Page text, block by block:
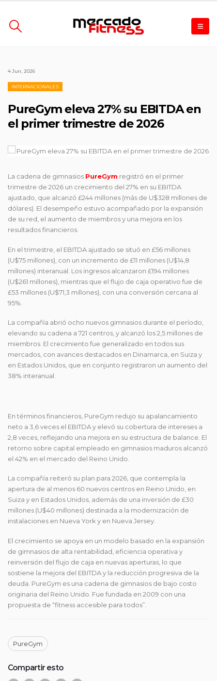
4 Jun, 2026
INTERNACIONALES
PureGym eleva 27% su EBITDA en
el primer trimestre de 2026
La cadena de gimnasios PureGym registró en el primer
trimestre de 2026 un crecimiento del 27% en su EBITDA
ajustado, que alcanzó £244 millones (más de U$328 millones de
dólares). El desempeño estuvo acompañado por la expansión
de su red, el aumento de miembros y una mejora en los
resultados financieros.
En el trimestre, el EBITDA ajustado se situó en £56 millones
(U$75 millones), con un incremento de £11 millones (U$14,8
millones) interanual. Los ingresos alcanzaron £194 millones
(U$261 millones), mientras que el flujo de caja operativo fue de
£53 millones (U$71,3 millones), con una conversión cercana al
95%.
La compañía abrió ocho nuevos gimnasios durante el período,
elevando su cadena a 721 centros, y alcanzó los 2,5 millones de
miembros. El crecimiento fue generalizado en todos sus
mercados, con avances destacados en Dinamarca, en Suiza y
en Estados Unidos, que en conjunto registraron un aumento del
38% interanual.
En términos financieros, PureGym redujo su apalancamiento
neto a 3,6 veces el EBITDA y elevó su cobertura de intereses a
2,8 veces, reflejando una mejora en su estructura de balance. El
retorno sobre capital empleado en gimnasios maduros alcanzó
el 42% en el mercado del Reino Unido.
La compañía reiteró su plan para 2026, que contempla la
apertura de al menos 60 nuevos centros en Reino Unido, en
Suiza y en Estados Unidos, además de una inversión de £30
millones (U$40 millones) destinada a la modernización de
instalaciones en Nueva York y en Nueva Jersey.
El crecimiento se apoya en un modelo basado en la expansión
de gimnasios de alta rentabilidad, eficiencia operativa y
reinversión del flujo de caja en nuevas aperturas, lo que
sostiene la mejora del EBITDA y la reducción progresiva de la
deuda. PureGym es una cadena de gimnasios de bajo costo
originaria del Reino Unido. Fue fundada en 2009 con una
propuesta de “fitness accesible para todos”.
PureGym
Compartir esto